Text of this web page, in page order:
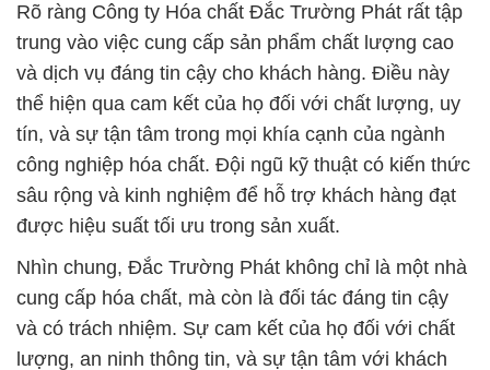
Rõ ràng Công ty Hóa chất Đắc Trường Phát rất tập
trung vào việc cung cấp sản phẩm chất lượng cao
và dịch vụ đáng tin cậy cho khách hàng. Điều này
thể hiện qua cam kết của họ đối với chất lượng, uy
tín, và sự tận tâm trong mọi khía cạnh của ngành
công nghiệp hóa chất. Đội ngũ kỹ thuật có kiến thức
sâu rộng và kinh nghiệm để hỗ trợ khách hàng đạt
được hiệu suất tối ưu trong sản xuất.
Nhìn chung, Đắc Trường Phát không chỉ là một nhà
cung cấp hóa chất, mà còn là đối tác đáng tin cậy
và có trách nhiệm. Sự cam kết của họ đối với chất
lượng, an ninh thông tin, và sự tận tâm với khách